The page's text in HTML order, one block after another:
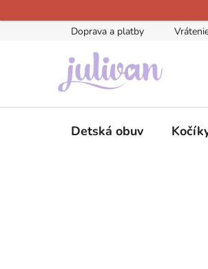
na
Doprava a platby
Detská obuv